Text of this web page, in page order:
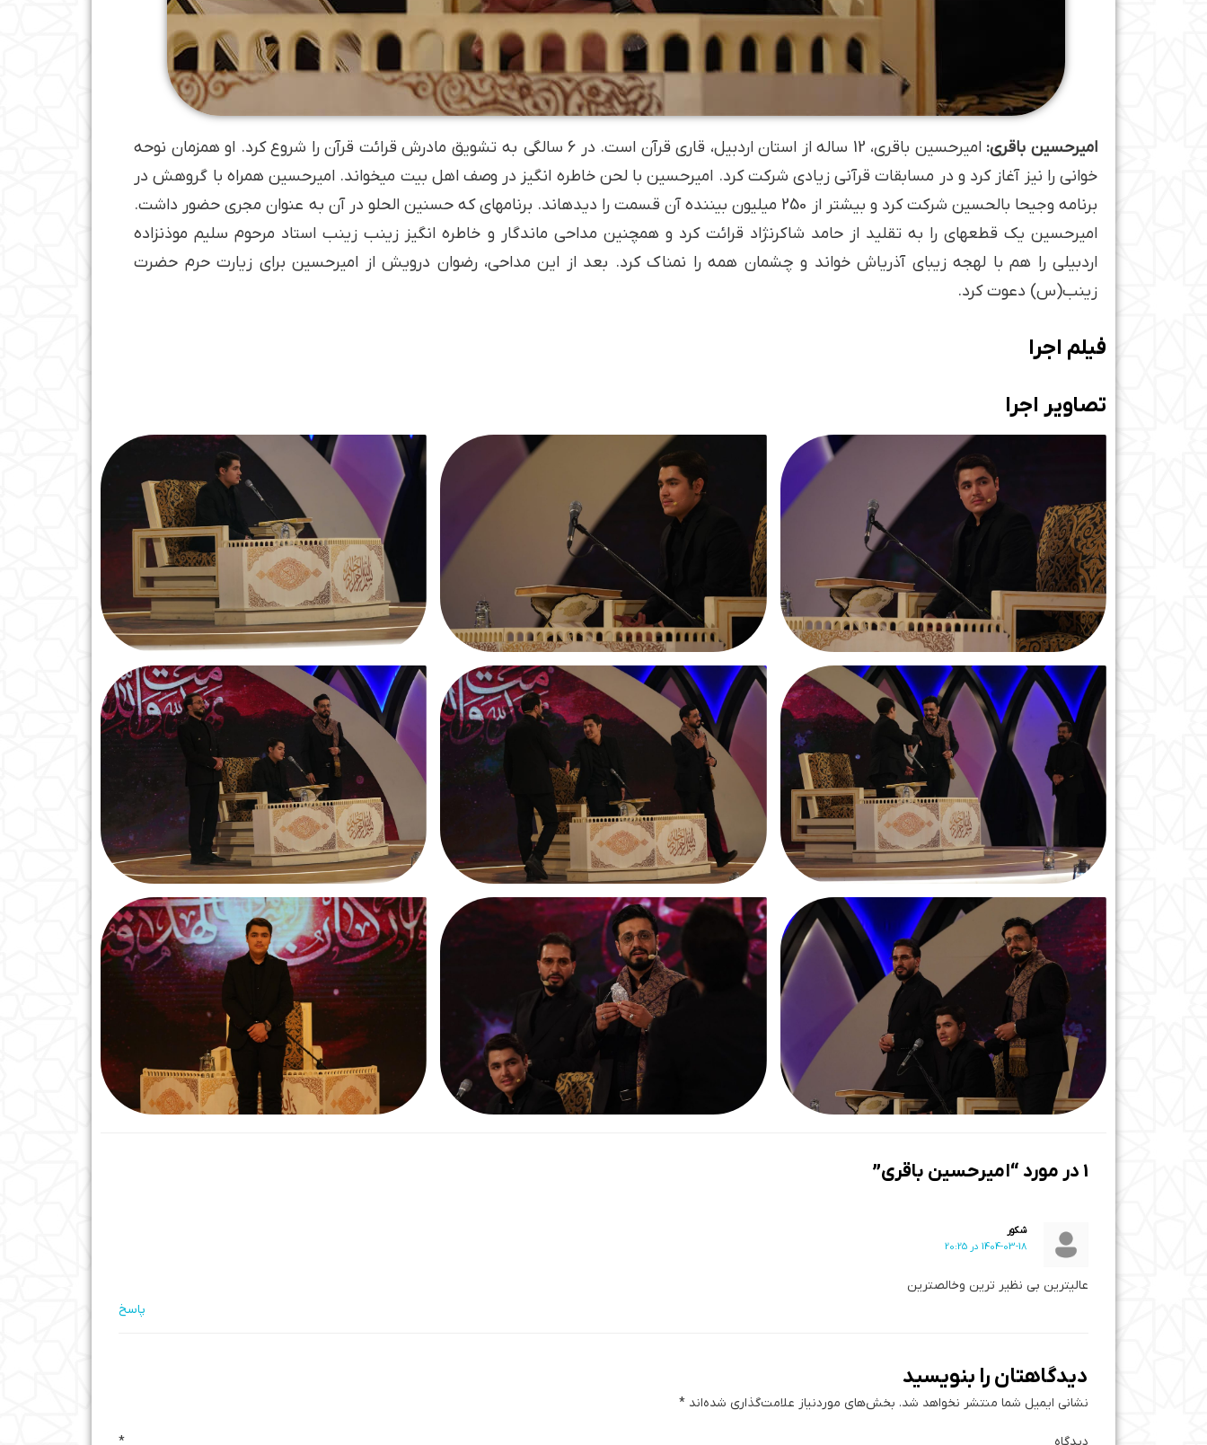
امیرحسین باقری:
امیرحسین باقری، 12 ساله از استان اردبیل، قاری قرآن است. در 6 سالگی به تشویق مادرش قرائت قرآن را شروع کرد. او همزمان نوحه
خوانی را نیز آغاز کرد و در مسابقات قرآنی زیادی شرکت کرد. امیرحسین با لحن خاطره انگیز در وصف اهل بیت میخواند. امیرحسین همراه با گروهش در
برنامه وجیحا بالحسین شرکت کرد و بیشتر از 250 میلیون بیننده آن قسمت را دیده­اند. برنامه­ای که حسنین الحلو در آن به عنوان مجری حضور داشت.
امیرحسین یک قطعه­ای را به تقلید از حامد شاکرنژاد قرائت کرد و همچنین مداحی ماندگار و خاطره انگیز زینب زینب استاد مرحوم سلیم موذن­زاده
اردبیلی را هم با لهجه زیبای آذری­اش خواند و چشمان همه را نمناک کرد. بعد از این مداحی، رضوان درویش از امیرحسین برای زیارت حرم حضرت
زینب(س) دعوت کرد.
فیلم اجرا
تصاویر اجرا
1 در مورد “امیرحسین باقری”
شکور
1404-03-18 در 20:25
عالیترین بی نظیر ترین وخالصترین
پاسخ
دیدگاهتان را بنویسید
نشانی ایمیل شما منتشر نخواهد شد. بخش‌های موردنیاز علامت‌گذاری شده‌اند *